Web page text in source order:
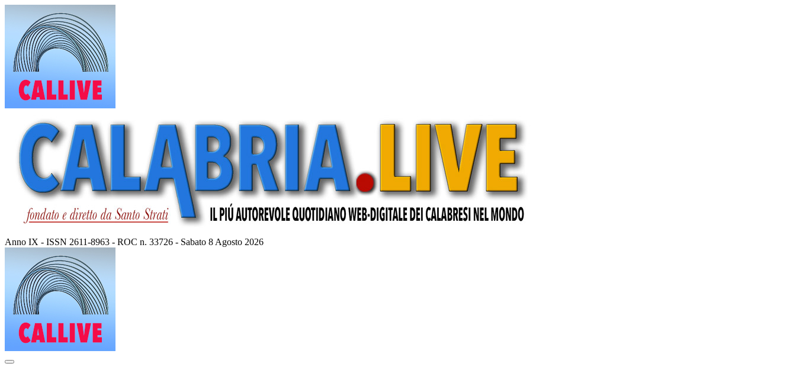
contenuto
Anno IX - ISSN 2611-8963 - ROC n. 33726 - Sabato 8 Agosto 2026